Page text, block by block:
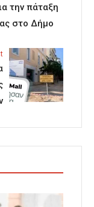
την πάταξη
στο Δήμο